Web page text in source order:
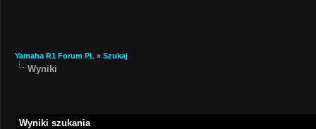
Yamaha R1 Forum PL » Szukaj
Wyniki
Wyniki szukania